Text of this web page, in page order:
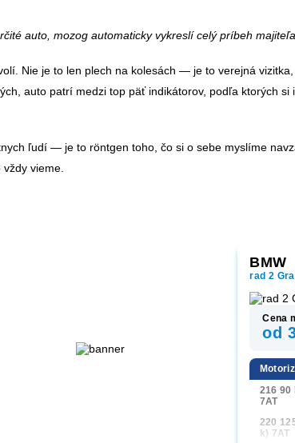
auto, mozog automaticky vykreslí celý príbeh
Nie je to len plech na kolesách — je to verejná
auto patrí medzi top päť indikátorov, podľa ktorých
ľudí — je to röntgen toho, čo si o sebe myslíme
vieme.
BMW
rad 2
Cena
od
216 90
7AT
220
k) 7AT